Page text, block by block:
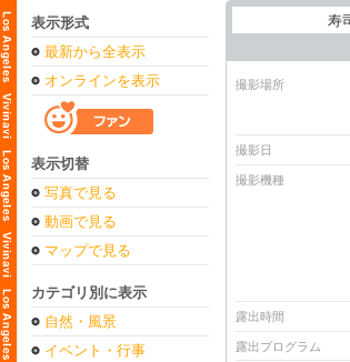
表示形式
最新から全表示
オンラインを表示
表示切替
写真で見る
動画で見る
マップで見る
カテゴリ別に表示
自然・風景
イベント・行事
撮影場所
撮影日
撮影機種
露出時間
露出プログラム